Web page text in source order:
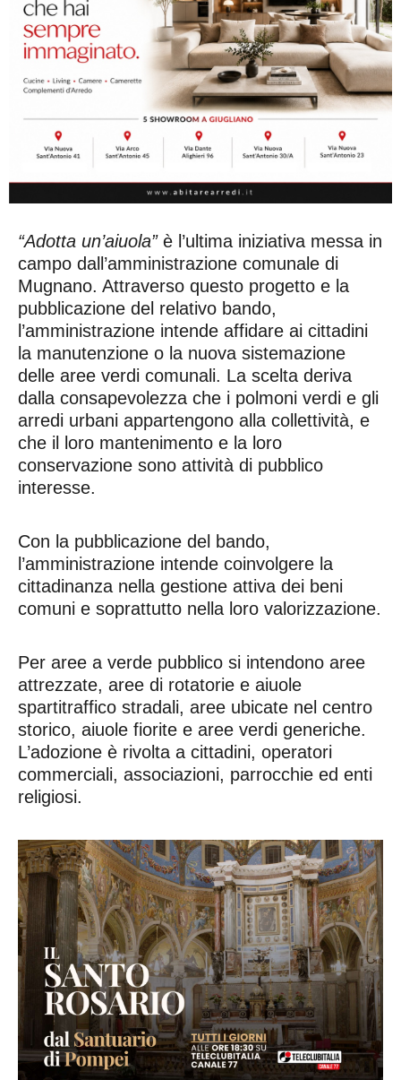
“Adotta un’aiuola”è l’ultima iniziativa messa in
campo dall’amministrazione comunale di
Mugnano. Attraverso questo progetto e la
pubblicazione del relativo bando,
l’amministrazione intende affidare ai cittadini
la manutenzione o la nuova sistemazione
delle aree verdi comunali. La scelta deriva
dalla consapevolezza che i polmoni verdi e gli
arredi urbani appartengono alla collettività, e
che il loro mantenimento e la loro
conservazione sono attività di pubblico
interesse.
Con la pubblicazione del bando,
l’amministrazione intende coinvolgere la
cittadinanza nella gestione attiva dei beni
comuni e soprattutto nella loro valorizzazione.
Per aree a verde pubblico si intendono aree
attrezzate, aree di rotatorie e aiuole
spartitraffico stradali, aree ubicate nel centro
storico, aiuole fiorite e aree verdi generiche.
L’adozione è rivolta a cittadini, operatori
commerciali, associazioni, parrocchie ed enti
religiosi.